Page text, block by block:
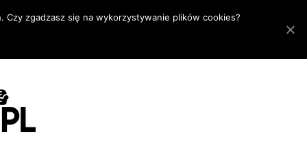
zgadzasz się na wykorzystywanie plików cookies?